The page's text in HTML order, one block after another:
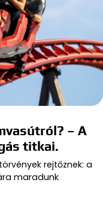
– A
titkai.
rejtőznek: a
maradunk